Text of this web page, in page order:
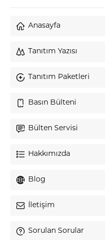
Anasayfa
Tanıtım Yazısı
Tanıtım Paketleri
Basın Bülteni
Bülten Servisi
Hakkımızda
Blog
İletişim
Sorulan Sorular